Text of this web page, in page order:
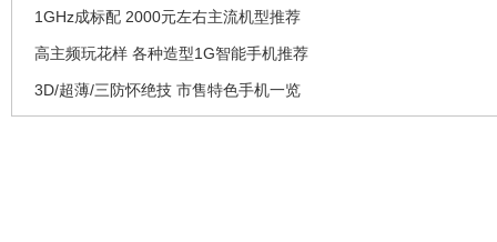
1GHz成标配 2000元左右主流机型推荐
高主频玩花样 各种造型1G智能手机推荐
3D/超薄/三防怀绝技 市售特色手机一览